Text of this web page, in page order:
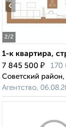
2/2
‹
1-к квартира,
7 845 500 ₽ 170
Советский
Агентство,